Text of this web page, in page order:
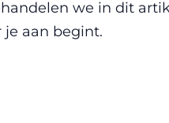
we in dit
aan begint.